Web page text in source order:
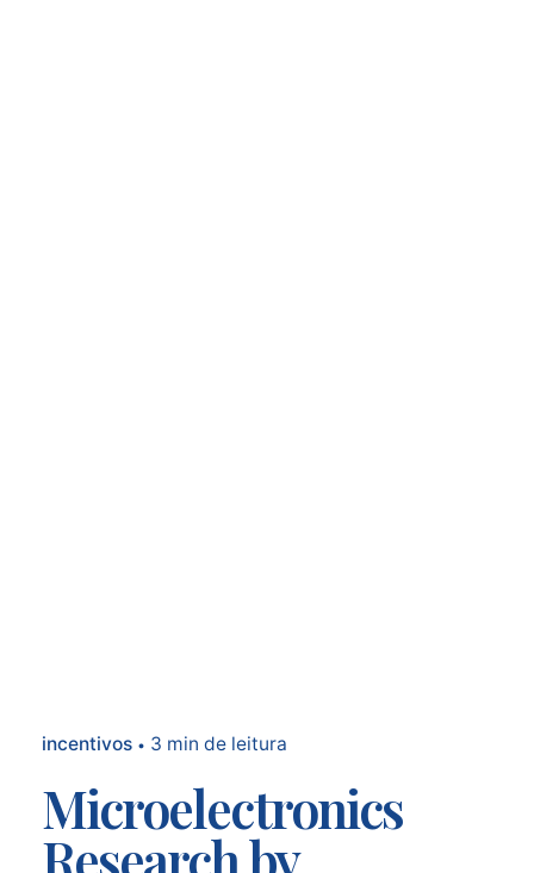
incentivos 3 min de leitura
Microelectronics
Research by